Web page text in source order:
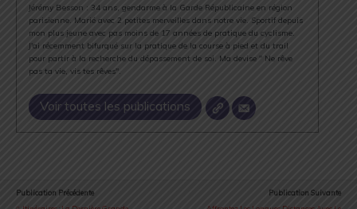
Jérémy Besson : 34 ans, gendarme à la Garde Républicaine en région
parisienne. Marié avec 2 petites merveilles dans notre vie. Sportif depuis
mon plus jeune avec pas moins de 17 années de pratique du cyclisme.
J'ai récemment bifurqué sur la pratique de la course à pied et du trail
pour partir à la recherche du dépassement de soi. Ma devise " Ne rêve
pas ta vie, vis tes rêves".
Voir toutes les publications
Publication Précédente
Publication Suivante